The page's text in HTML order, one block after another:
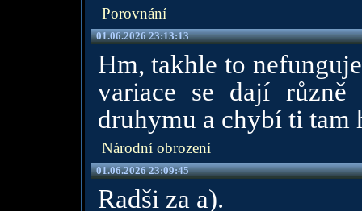
Porovnání
01.06.2026 23:13:13
Hm, takhle to
variace se dají různě
druhymu a chybí ti tam
Národní obrození
01.06.2026 23:09:45
Radši za a).